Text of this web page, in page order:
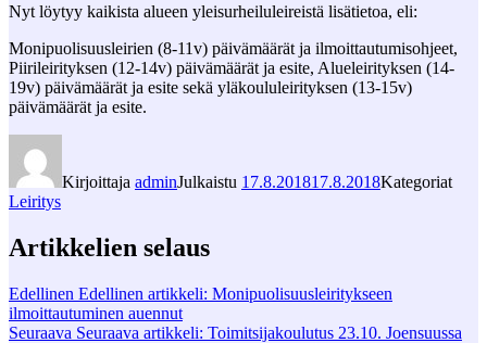
Nyt löytyy kaikista alueen yleisurheiluleireistä lisätietoa, eli:
Monipuolisuusleirien (8-11v) päivämäärät ja ilmoittautumisohjeet,
Piirileirityksen (12-14v) päivämäärät ja esite, Alueleirityksen (14-
19v) päivämäärät ja esite sekä yläkoululeirityksen (13-15v)
päivämäärät ja esite.
Kirjoittaja adminJulkaistu 17.8.201817.8.2018Kategoriat
Leiritys
Artikkelien selaus
Edellinen Edellinen artikkeli: Monipuolisuusleiritykseen
ilmoittautuminen auennut
Seuraava Seuraava artikkeli: Toimitsijakoulutus 23.10. Joensuussa